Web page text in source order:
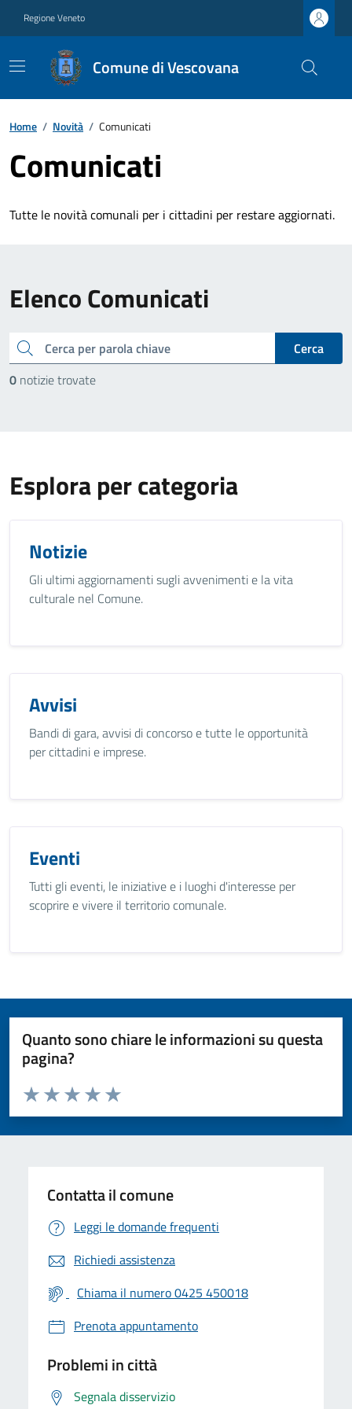
Regione Veneto
Comune di Vescovana
Home / Novità / Comunicati
Comunicati
Tutte le novità comunali per i cittadini per restare aggiornati.
Elenco Comunicati
cerca
Cerca
0 notizie trovate
Esplora per categoria
Notizie
Gli ultimi aggiornamenti sugli avvenimenti e la vita
culturale nel Comune.
Avvisi
Bandi di gara, avvisi di concorso e tutte le opportunità
per cittadini e imprese.
Eventi
Tutti gli eventi, le iniziative e i luoghi d'interesse per
scoprire e vivere il territorio comunale.
Quanto sono chiare le informazioni su questa
pagina?
Valuta da 1 a 5 stelle la pagina
Valuta 5 stelle su 5
Valuta 4 stelle su 5
Valuta 3 stelle su 5
Valuta 2 stelle su 5
Valuta 1 stelle su 5
Contatta il comune
Leggi le domande frequenti
Richiedi assistenza
Chiama il numero 0425 450018
Prenota appuntamento
Problemi in città
Segnala disservizio